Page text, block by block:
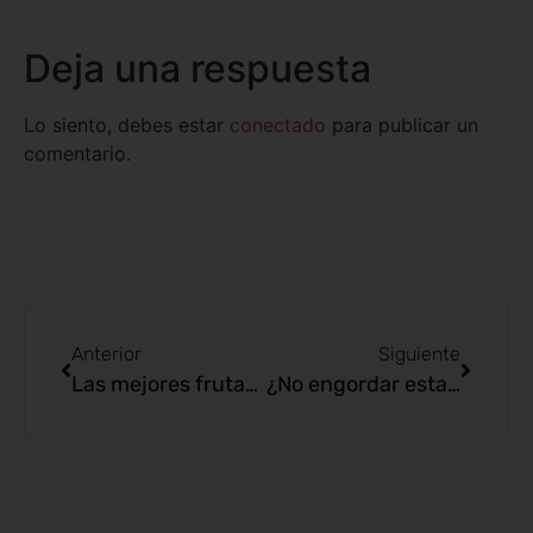
Deja una respuesta
Lo siento, debes estar conectado para publicar un
comentario.
Anterior
Las mejores frutas para adelgazar
Siguiente
¿No engordar estas fiestas?